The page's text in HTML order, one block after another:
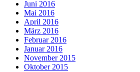
Juni 2016
Mai 2016
April 2016
März 2016
Februar 2016
Januar 2016
November 2015
Oktober 2015